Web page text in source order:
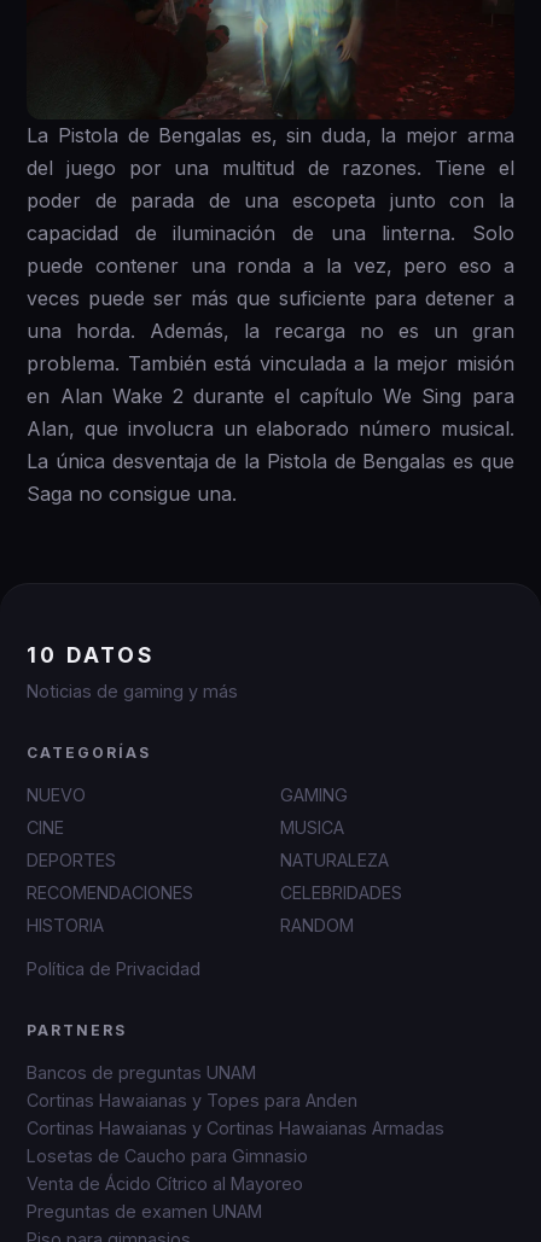
La Pistola de Bengalas es, sin duda, la mejor arma
del juego por una multitud de razones. Tiene el
poder de parada de una escopeta junto con la
capacidad de iluminación de una linterna. Solo
puede contener una ronda a la vez, pero eso a
veces puede ser más que suficiente para detener a
una horda. Además, la recarga no es un gran
problema. También está vinculada a la mejor misión
en Alan Wake 2 durante el capítulo We Sing para
Alan, que involucra un elaborado número musical.
La única desventaja de la Pistola de Bengalas es que
Saga no consigue una.
10 DATOS
Noticias de gaming y más
CATEGORÍAS
NUEVO
GAMING
CINE
MUSICA
DEPORTES
NATURALEZA
RECOMENDACIONES
CELEBRIDADES
HISTORIA
RANDOM
Política de Privacidad
PARTNERS
Bancos de preguntas UNAM
Cortinas Hawaianas y Topes para Anden
Cortinas Hawaianas y Cortinas Hawaianas Armadas
Losetas de Caucho para Gimnasio
Venta de Ácido Cítrico al Mayoreo
Preguntas de examen UNAM